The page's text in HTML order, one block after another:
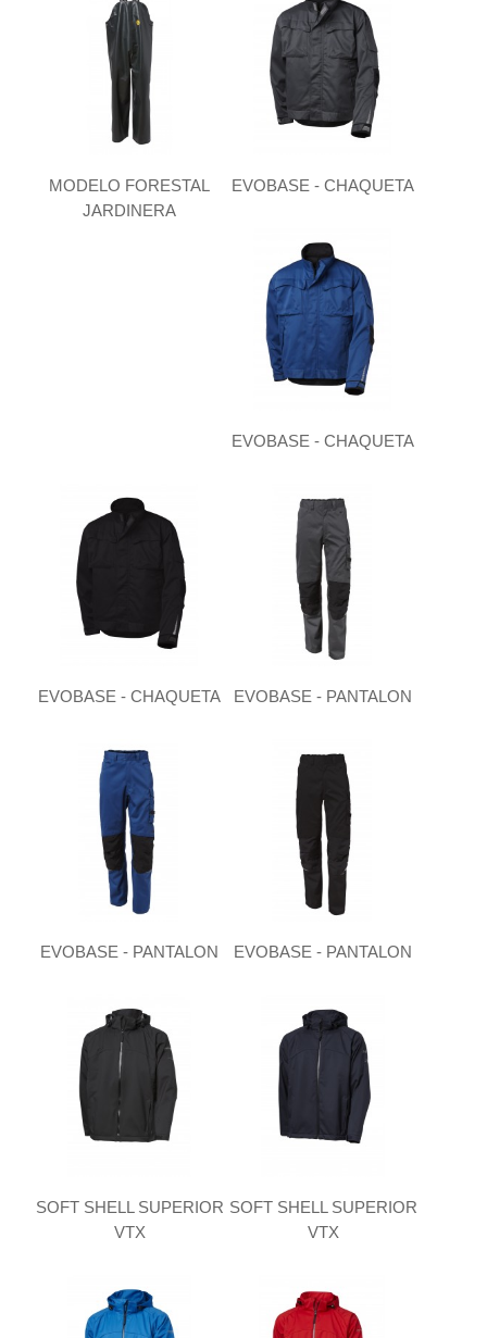
MODELO FORESTAL
JARDINERA
EVOBASE - CHAQUETA
EVOBASE - CHAQUETA
EVOBASE - CHAQUETA EVOBASE - PANTALON
EVOBASE - PANTALON EVOBASE - PANTALON
SOFT SHELL SUPERIOR
VTX
SOFT SHELL SUPERIOR
VTX